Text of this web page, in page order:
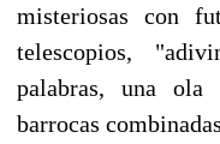
misteriosas con
telescopios,
palabras, una ola
barrocas